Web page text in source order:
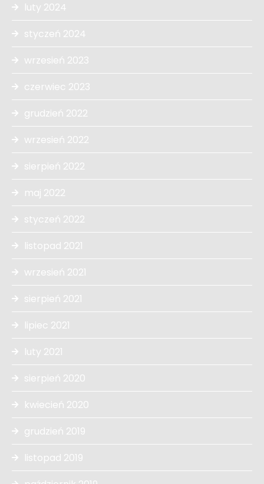
luty 2024
styczeń 2024
wrzesień 2023
czerwiec 2023
grudzień 2022
wrzesień 2022
sierpień 2022
maj 2022
styczeń 2022
listopad 2021
wrzesień 2021
sierpień 2021
lipiec 2021
luty 2021
sierpień 2020
kwiecień 2020
grudzień 2019
listopad 2019